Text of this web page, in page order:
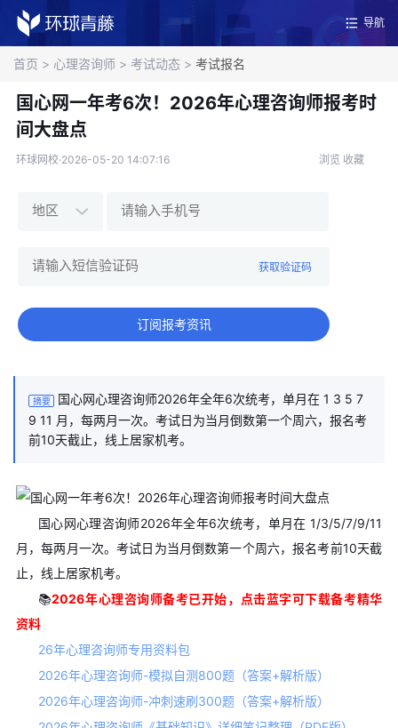
导航
首页 > 心理咨询师 > 考试动态 > 考试报名
国心网一年考6次！2026年心理咨询师报考时
间大盘点
环球网校·2026-05-20 14:07:16 浏览 收藏
获取验证码
订阅报考资讯
摘要
国心网心理咨询师2026年全年6次统考，单月在 1 3 5 7
9 11 月，每两月一次。考试日为当月倒数第一个周六，报名考
前10天截止，线上居家机考。
国心网心理咨询师2026年全年6次统考，单月在 1/3/5/7/9/11
月，每两月一次。考试日为当月倒数第一个周六，报名考前10天截
止，线上居家机考。
📚2026年心理咨询师备考已开始，点击蓝字可下载备考精华
资料
26年心理咨询师专用资料包
2026年心理咨询师-模拟自测800题（答案+解析版）
2026年心理咨询师-冲刺速刷300题（答案+解析版）